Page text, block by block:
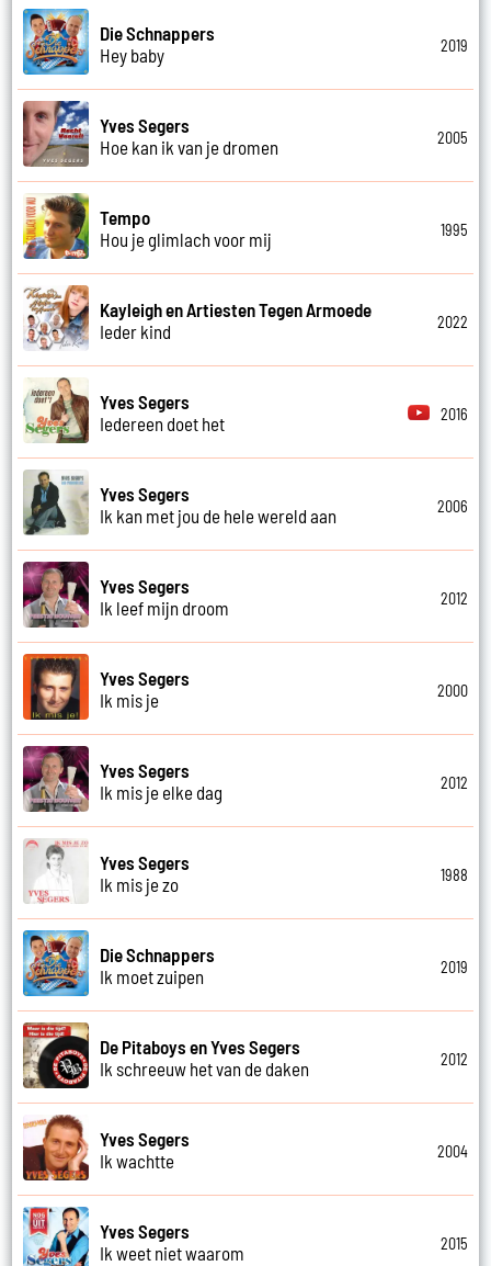
Die Schnappers
Hey baby
2019
Yves Segers
Hoe kan ik van je dromen
2005
Tempo
Hou je glimlach voor mij
1995
Kayleigh en Artiesten Tegen Armoede
Ieder kind
2022
Yves Segers
Iedereen doet het
2016
Yves Segers
Ik kan met jou de hele wereld aan
2006
Yves Segers
Ik leef mijn droom
2012
Yves Segers
Ik mis je
2000
Yves Segers
Ik mis je elke dag
2012
Yves Segers
Ik mis je zo
1988
Die Schnappers
Ik moet zuipen
2019
De Pitaboys en Yves Segers
Ik schreeuw het van de daken
2012
Yves Segers
Ik wachtte
2004
Yves Segers
Ik weet niet waarom
2015